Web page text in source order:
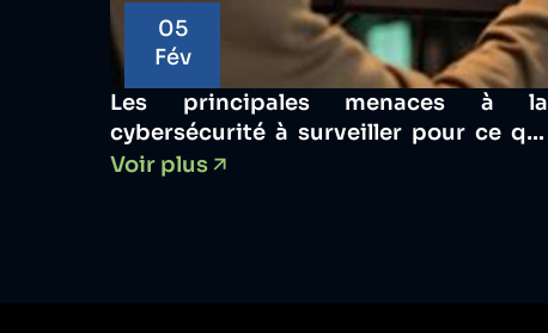
05
Fév
Les principales menaces à la
cybersécurité à surveiller pour ce qui
…
Voir plus